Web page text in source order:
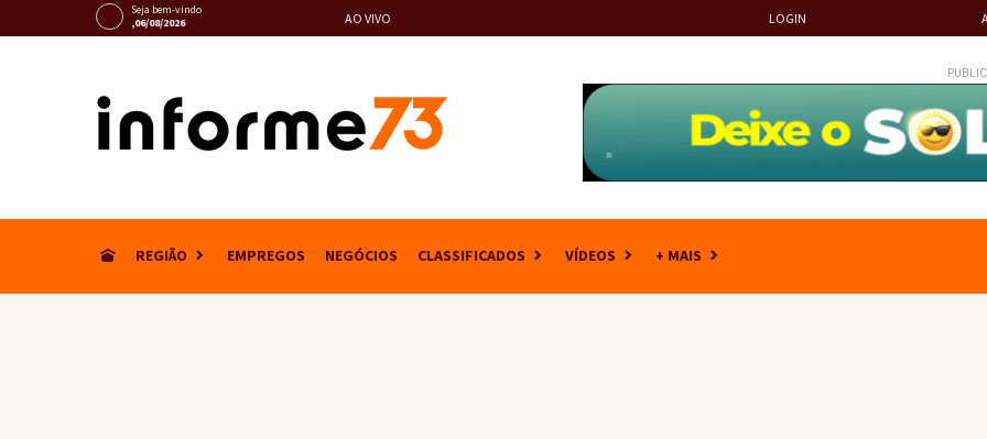
Seja bem-vindo
,06/08/2026
AO VIVO LOGIN
REGIÃO EMPREGOS NEGÓCIOS CLASSIFICADOS VÍDEOS + MAIS